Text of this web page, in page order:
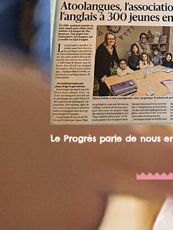
Le Progrès parle de nous